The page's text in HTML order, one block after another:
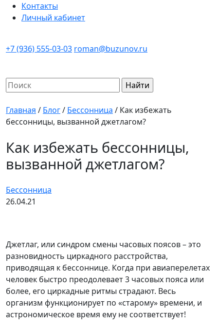
Контакты
Личный кабинет
+7 (936) 555-03-03 roman@buzunov.ru
Найти:
Главная / Блог/ Бессонница / Как избежать
бессонницы, вызванной джетлагом?
Как избежать бессонницы,
вызванной джетлагом?
Бессонница
26.04.21
Джетлаг, или синдром смены часовых поясов – это
разновидность циркадного расстройства,
приводящая к бессоннице. Когда при авиаперелетах
человек быстро преодолевает 3 часовых пояса или
более, его циркадные ритмы страдают. Весь
организм функционирует по «старому» времени, и
астрономическое время ему не соответствует!